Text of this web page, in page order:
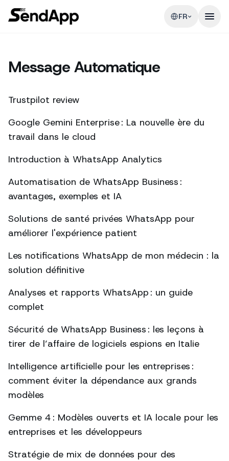
FR
Message Automatique
Trustpilot review
Google Gemini Enterprise : La nouvelle ère du
travail dans le cloud
Introduction à WhatsApp Analytics
Automatisation de WhatsApp Business :
avantages, exemples et IA
Solutions de santé privées WhatsApp pour
améliorer l'expérience patient
Les notifications WhatsApp de mon médecin : la
solution définitive
Analyses et rapports WhatsApp : un guide
complet
Sécurité de WhatsApp Business : les leçons à
tirer de l’affaire de logiciels espions en Italie
Intelligence artificielle pour les entreprises :
comment éviter la dépendance aux grands
modèles
Gemme 4 : Modèles ouverts et IA locale pour les
entreprises et les développeurs
Stratégie de mix de données pour des